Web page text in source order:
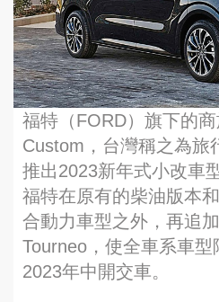
福特（FORD）旗下的
Custom，台灣稱之為旅
推出2023新年式小改車
福特在原有的柴油版本
合動力車型之外，再追
Tourneo，使全車系車
2023年中開交車。